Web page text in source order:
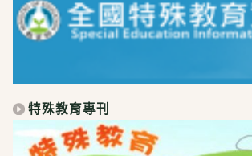
特殊教育專刊